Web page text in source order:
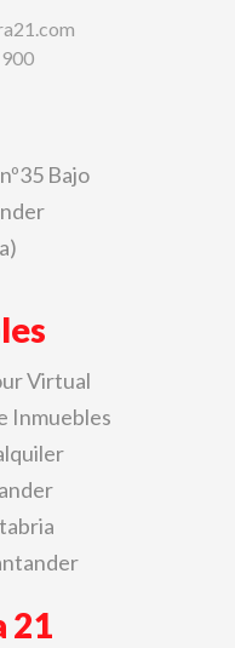
Bajo
Virtual
Inmuebles
21